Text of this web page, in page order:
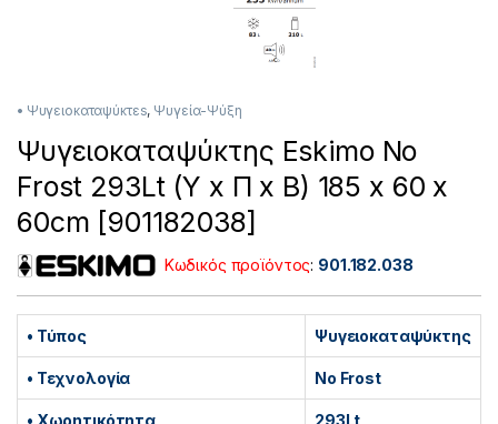
• Ψυγειοκαταψύκτεs, Ψυγεία-Ψύξη
Ψυγειοκαταψύκτης Eskimo No
Frost 293Lt (Υ x Π x B) 185 x 60 x
60cm [901182038]
Κωδικός προϊόντος: 901.182.038
• Τύπος Ψυγειοκαταψύκτης
• Τεχνολογία No Frost